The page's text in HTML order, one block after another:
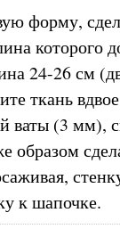
форму,
которого
24-26 см
ткань
(3 мм),
образом
к шапочке.